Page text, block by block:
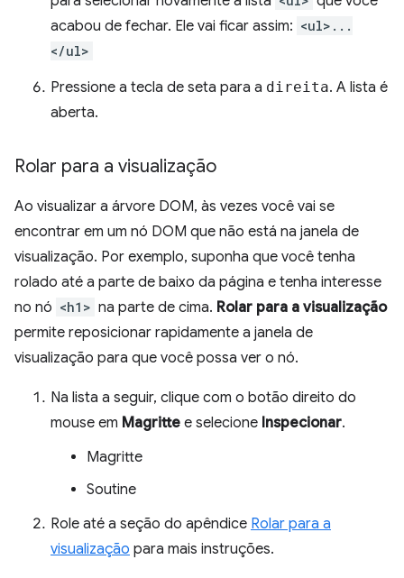
acabou de fechar. Ele vai ficar assim: <ul>...
</ul>
Pressione a tecla de seta para a direita. A lista é
aberta.
Rolar para a visualização
Ao visualizar a árvore DOM, às vezes você vai se
encontrar em um nó DOM que não está na janela de
visualização. Por exemplo, suponha que você tenha
rolado até a parte de baixo da página e tenha interesse
no nó <h1> na parte de cima. Rolar para a visualização
permite reposicionar rapidamente a janela de
visualização para que você possa ver o nó.
Na lista a seguir, clique com o botão direito do
mouse em Magritte e selecione Inspecionar.
Magritte
Soutine
Role até a seção do apêndice Rolar para a
visualização para mais instruções.